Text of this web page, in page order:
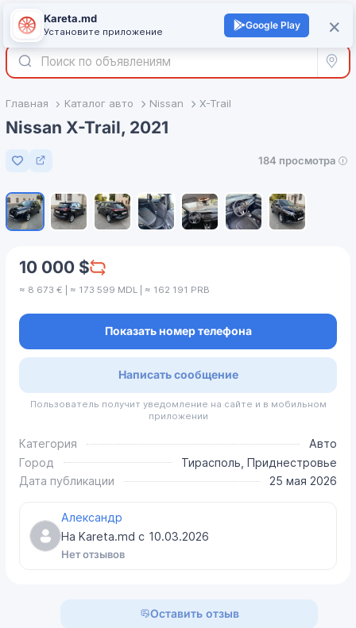
Войти +
Все
Главная Каталог авто Nissan X-Trail
Nissan X-Trail, 2021
Добавить в избранное
184 просмотра
10 000 $
≈ 8 673 € | ≈ 173 599 MDL | ≈ 162 191 PRB
Показать номер телефона
Написать сообщение
Пользователь получит уведомление на сайте и в мобильном
приложении
Категория
Авто
Город
Тирасполь, Приднестровье
Дата публикации
25 мая 2026
Александр
На Kareta.md с 10.03.2026
Нет отзывов
Оставить отзыв
×
Kareta.md
Установите приложение
Google Play